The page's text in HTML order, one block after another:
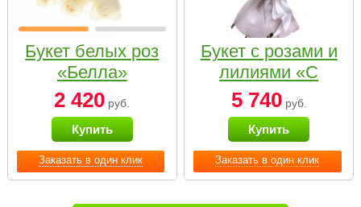
Заказать в один клик
Букет белых роз
«Белла»
2 420 руб.
Купить
Заказать в один клик
Букет с розами и
лилиями «С
наилучшими
пожеланиями»
5 740руб.
Купить